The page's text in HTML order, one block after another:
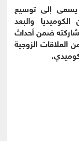
يسعى إلى توسيع
والبعد
ضمن أحداث
العلاقات الزوجية